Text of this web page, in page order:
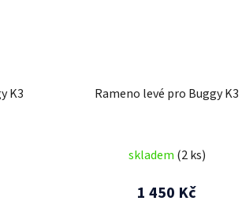
K3 Rameno levé pro Buggy K3
skladem (2 ks)
1 450 Kč